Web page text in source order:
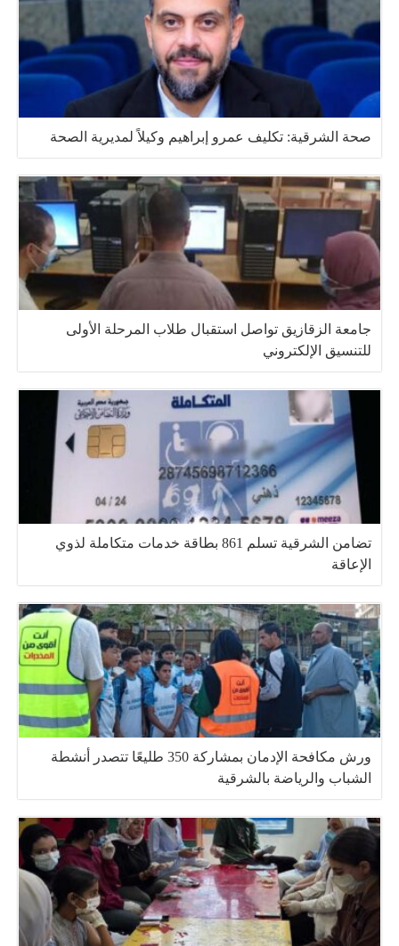
صحة الشرقية: تكليف عمرو إبراهيم وكيلاً لمديرية الصحة
جامعة الزقازيق تواصل استقبال طلاب المرحلة الأولى
للتنسيق الإلكتروني
تضامن الشرقية تسلم 861 بطاقة خدمات متكاملة لذوي
الإعاقة
ورش مكافحة الإدمان بمشاركة 350 طليعًا تتصدر أنشطة
الشباب والرياضة بالشرقية